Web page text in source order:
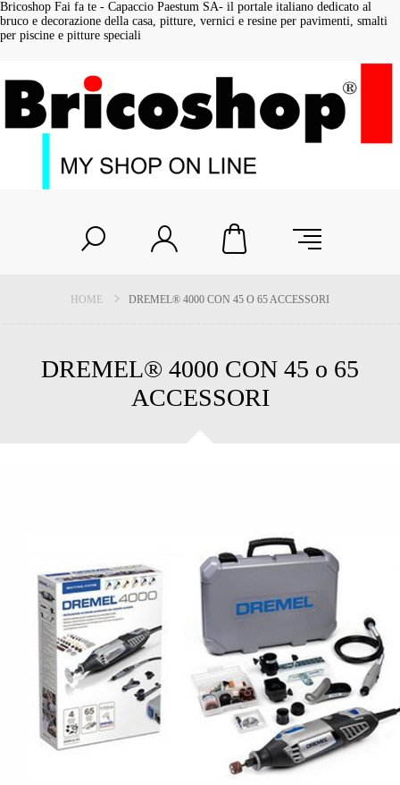
Bricoshop Fai fa te - Capaccio Paestum SA- il portale italiano dedicato al
bruco e decorazione della casa, pitture, vernici e resine per pavimenti, smalti
per piscine e pitture speciali
HOME DREMEL® 4000 CON 45 O 65 ACCESSORI
DREMEL® 4000 CON 45 o 65
ACCESSORI